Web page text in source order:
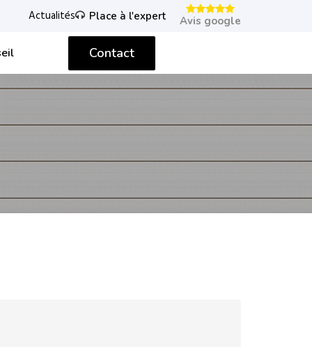
Actualités Place à l'expert Avis google
Contact